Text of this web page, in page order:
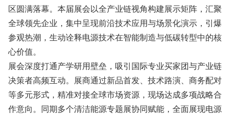
区圆满落幕。本届展会以全产业链视角构建展示矩阵，汇聚
全球领先企业，集中呈现前沿技术应用与场景化演示，引爆
参观热潮，生动诠释电源技术在智能制造与低碳转型中的核
心价值。
展会深度打通产学研用壁垒，吸引国际专业买家团与产业链
决策者高频互动。展商通过新品首发、技术路演、商务配对
等多元形式，精准对接全球市场资源，现场达成多项战略合
作意向。同期多个清洁能源专题展协同赋能，全面展现电源